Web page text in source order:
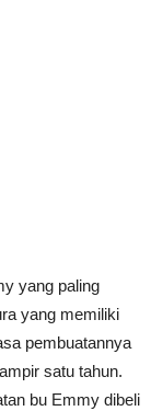
yang paling
yang memiliki
pembuatannya
satu tahun.
bu Emmy dibeli